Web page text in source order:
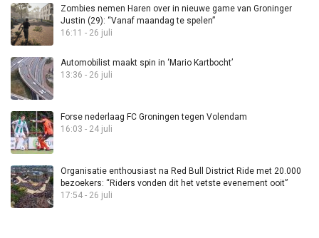
Zombies nemen Haren over in nieuwe game van Groninger
Justin (29): “Vanaf maandag te spelen”
16:11 - 26 juli
Automobilist maakt spin in ‘Mario Kartbocht’
13:36 - 26 juli
Forse nederlaag FC Groningen tegen Volendam
16:03 - 24 juli
Organisatie enthousiast na Red Bull District Ride met 20.000
bezoekers: “Riders vonden dit het vetste evenement ooit”
17:54 - 26 juli